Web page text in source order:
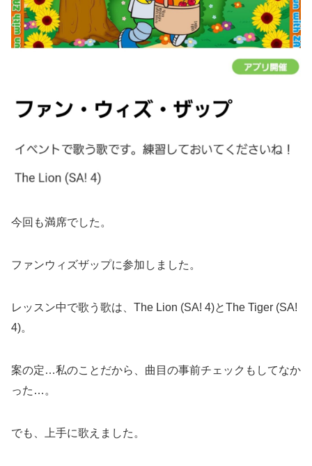
今回も満席でした。
ファンウィズザップに参加しました。
レッスン中で歌う歌は、The Lion (SA! 4)とThe Tiger (SA!
4)。
案の定…私のことだから、曲目の事前チェックもしてなか
った…。
でも、上手に歌えました。